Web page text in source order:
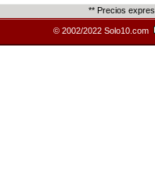
** Precios
© 2002/2022 Solo10.com